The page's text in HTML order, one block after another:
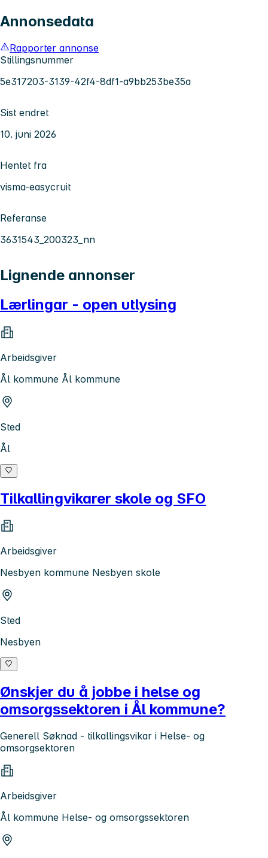
Annonsedata
Rapporter annonse
Stillingsnummer
5e317203-3139-42f4-8df1-a9bb253be35a
Sist endret
10. juni 2026
Hentet fra
visma-easycruit
Referanse
3631543_200323_nn
Lignende annonser
Lærlingar - open utlysing
Arbeidsgiver
Ål kommune Ål kommune
Sted
Ål
Tilkallingvikarer skole og SFO
Arbeidsgiver
Nesbyen kommune Nesbyen skole
Sted
Nesbyen
Ønskjer du å jobbe i helse og
omsorgssektoren i Ål kommune?
Generell Søknad - tilkallingsvikar i Helse- og
omsorgsektoren
Arbeidsgiver
Ål kommune Helse- og omsorgssektoren